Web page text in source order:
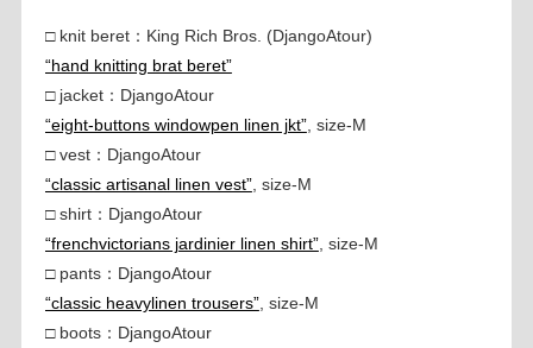
□ knit beret：King Rich Bros. (DjangoAtour)
“hand knitting brat beret”
□ jacket：DjangoAtour
“eight-buttons windowpen linen jkt”, size-M
□ vest：DjangoAtour
“classic artisanal linen vest”, size-M
□ shirt：DjangoAtour
“frenchvictorians jardinier linen shirt”, size-M
□ pants：DjangoAtour
“classic heavylinen trousers”, size-M
□ boots：DjangoAtour